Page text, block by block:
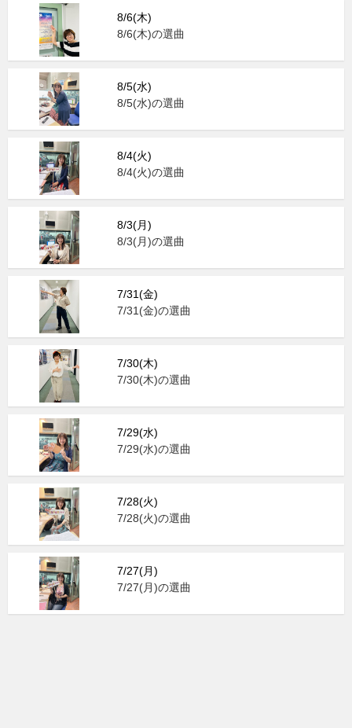
8/6(木)
8/6(木)の選曲
8/5(水)
8/5(水)の選曲
8/4(火)
8/4(火)の選曲
8/3(月)
8/3(月)の選曲
7/31(金)
7/31(金)の選曲
7/30(木)
7/30(木)の選曲
7/29(水)
7/29(水)の選曲
7/28(火)
7/28(火)の選曲
7/27(月)
7/27(月)の選曲